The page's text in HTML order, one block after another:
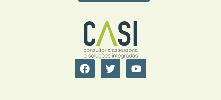
F
a
c
T
w
i
Y
o
u